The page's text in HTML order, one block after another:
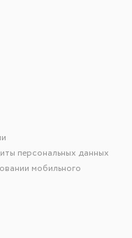
персональных данных
мобильного